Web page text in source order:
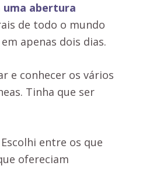
uma abertura
de todo o mundo
apenas dois dias.
e conhecer os vários
Tinha que ser
entre os que
ofereciam